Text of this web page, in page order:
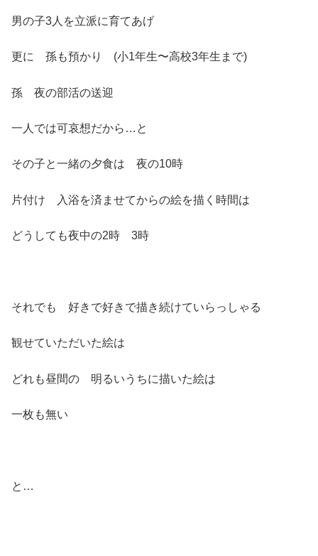
男の子3人を立派に育てあげ
更に 孫も預かり (小1年生〜高校3年生まで)
孫 夜の部活の送迎
一人では可哀想だから…と
その子と一緒の夕食は 夜の10時
片付け 入浴を済ませてからの絵を描く時間は
どうしても夜中の2時 3時
それでも 好きで好きで描き続けていらっしゃる
観せていただいた絵は
どれも昼間の 明るいうちに描いた絵は
一枚も無い
と…